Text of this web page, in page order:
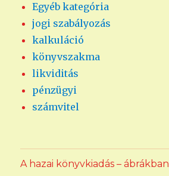
Egyéb kategória
jogi szabályozás
kalkuláció
könyvszakma
likviditás
pénzügyi
számvitel
A hazai könyvkiadás – ábrákban